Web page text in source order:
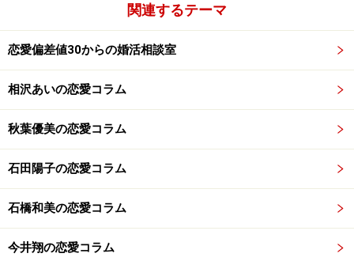
関連するテーマ
恋愛偏差値30からの婚活相談室
相沢あいの恋愛コラム
秋葉優美の恋愛コラム
石田陽子の恋愛コラム
石橋和美の恋愛コラム
今井翔の恋愛コラム